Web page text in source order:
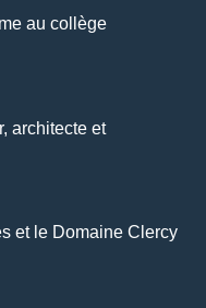
au collège
architecte et
et le Domaine Clercy